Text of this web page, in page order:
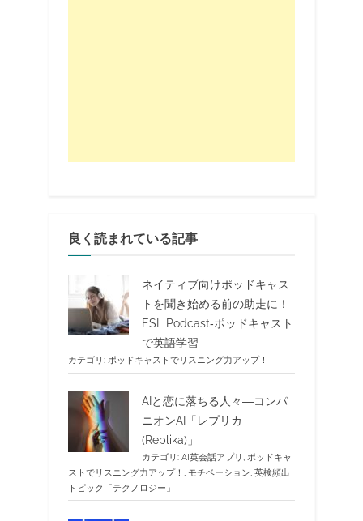
良く読まれている記事
ネイティブ向けポッドキャス
トを聞き始める前の助走に！
ESL Podcast‐ポッドキャスト
で英語学習
カテゴリ: ポッドキャストでリスニング力アップ！
AIと恋に落ちる人々―コンパ
ニオンAI「レプリカ
(Replika)」
カテゴリ: AI英会話アプリ
ポッドキャ
ストでリスニング力アップ！
モチベーション 英検頻出
トピック「テクノロジー」